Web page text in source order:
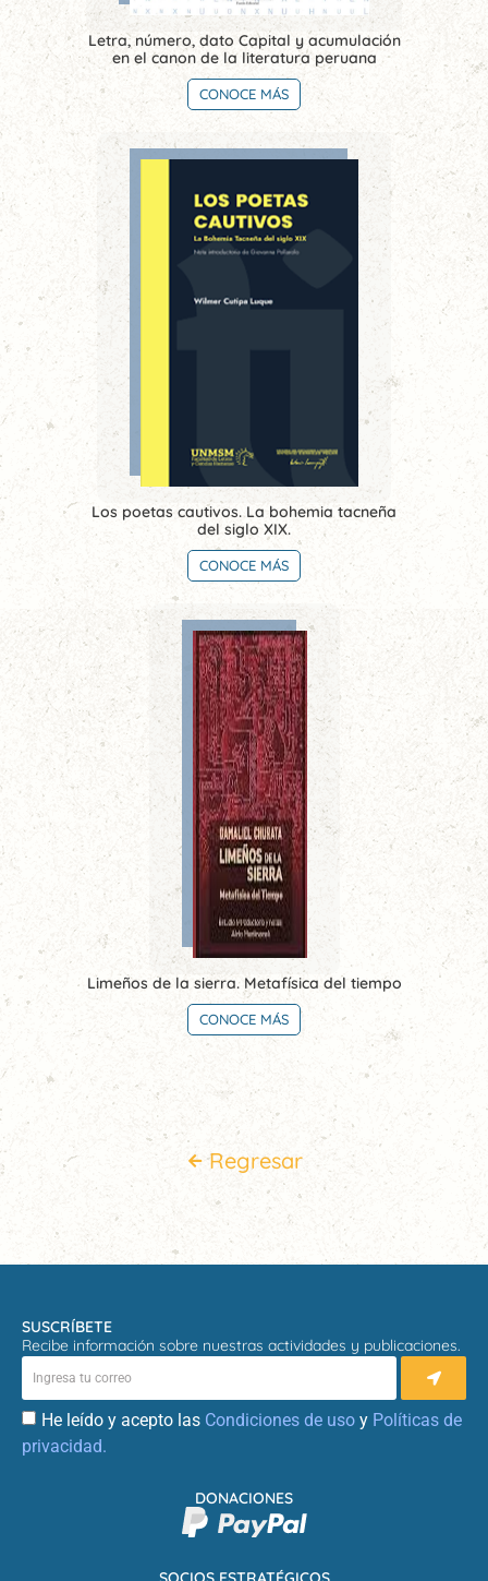
Letra, número, dato Capital y acumulación
en el canon de la literatura peruana
CONOCE MÁS
Los poetas cautivos. La bohemia tacneña
del siglo XIX.
CONOCE MÁS
Limeños de la sierra. Metafísica del tiempo
CONOCE MÁS
Regresar
SUSCRÍBETE
Recibe información sobre nuestras actividades y publicaciones.
He leído y acepto las Condiciones de uso y Políticas de
privacidad.
DONACIONES